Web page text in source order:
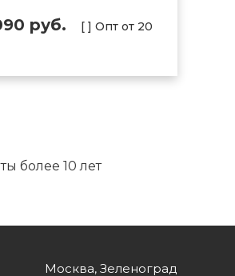
руб.
[ ] Опт от 20
более 10 лет
Москва, Зеленоград